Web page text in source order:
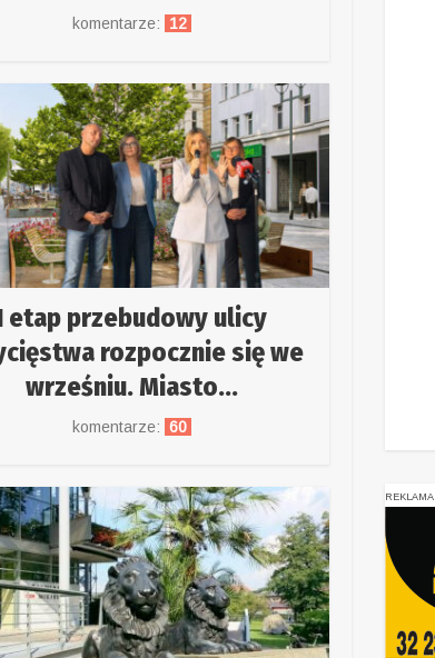
komentarze: 12
etap przebudowy ulicy
rozpocznie się we
wrześniu. Miasto...
komentarze: 60
REKLAMA